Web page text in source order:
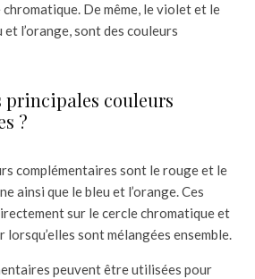
chromatique. De même, le violet et le
et l’orange, sont des couleurs
principales couleurs
?
complémentaires sont le rouge et le
ainsi que le bleu et l’orange. Ces
sur le cercle chromatique et
lorsqu’elles sont mélangées ensemble.
peuvent être utilisées pour